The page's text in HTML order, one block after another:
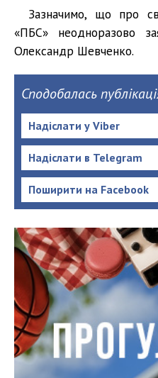
Зазначимо, що про
«ПБС» неодноразово
Олександр Шевченко.
Сподобалась
Надіслати у Viber
Надіслати в Telegram
Поширити на Facebook